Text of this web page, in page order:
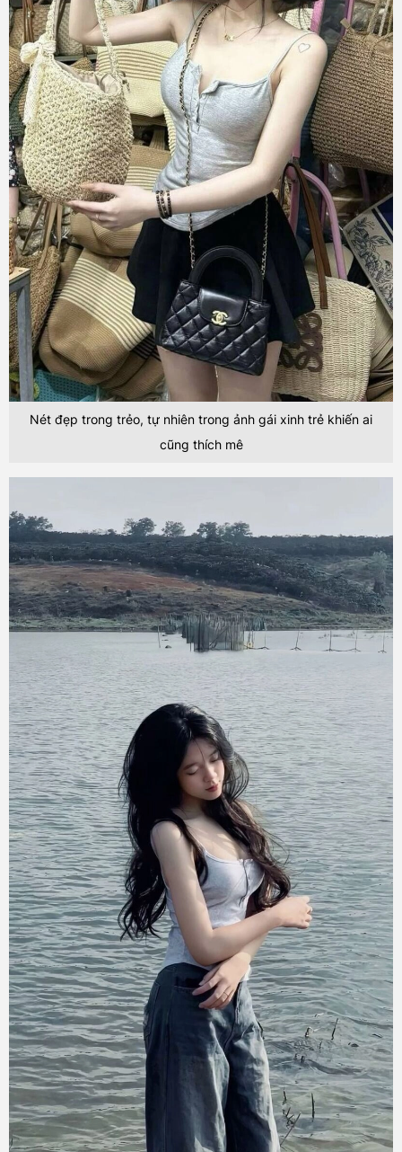
Nét đẹp trong trẻo, tự nhiên trong ảnh gái xinh trẻ khiến ai
cũng thích mê